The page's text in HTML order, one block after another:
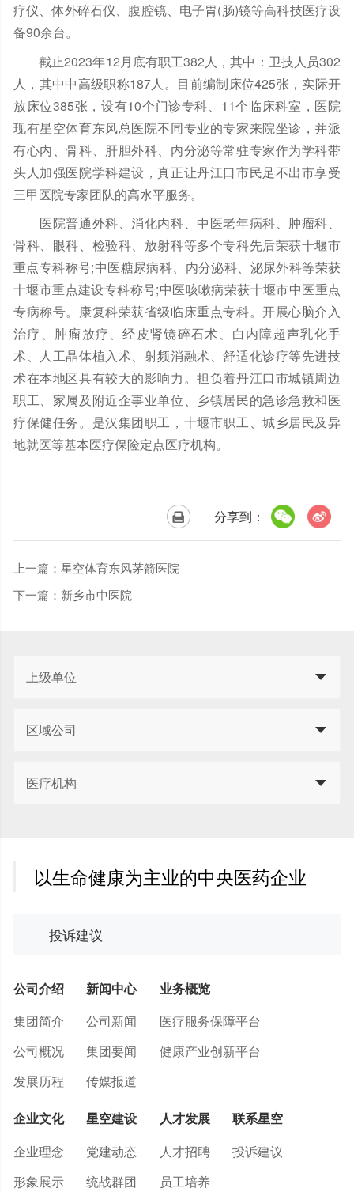
疗仪、体外碎石仪、腹腔镜、电子胃(肠)镜等高科技医疗设
备90余台。
截止2023年12月底有职工382人，其中：卫技人员302
人，其中中高级职称187人。目前编制床位425张，实际开
放床位385张，设有10个门诊专科、11个临床科室，医院
现有星空体育东风总医院不同专业的专家来院坐诊，并派
有心内、骨科、肝胆外科、内分泌等常驻专家作为学科带
头人加强医院学科建设，真正让丹江口市民足不出市享受
三甲医院专家团队的高水平服务。
医院普通外科、消化内科、中医老年病科、肿瘤科、
骨科、眼科、检验科、放射科等多个专科先后荣获十堰市
重点专科称号;中医糖尿病科、内分泌科、泌尿外科等荣获
十堰市重点建设专科称号;中医咳嗽病荣获十堰市中医重点
专病称号。康复科荣获省级临床重点专科。开展心脑介入
治疗、肿瘤放疗、经皮肾镜碎石术、白内障超声乳化手
术、人工晶体植入术、射频消融术、舒适化诊疗等先进技
术在本地区具有较大的影响力。担负着丹江口市城镇周边
职工、家属及附近企事业单位、乡镇居民的急诊急救和医
疗保健任务。是汉集团职工，十堰市职工、城乡居民及异
地就医等基本医疗保险定点医疗机构。
分享到：
上一篇： 星空体育东风茅箭医院
下一篇： 新乡市中医院
上级单位
区域公司
医疗机构
以生命健康为主业的中央医药企业
投诉建议
公司介绍
集团简介
公司概况
发展历程
新闻中心
公司新闻
集团要闻
传媒报道
业务概览
医疗服务保障平台
健康产业创新平台
企业文化
企业理念
形象展示
星空建设
党建动态
统战群团
人才发展
人才招聘
员工培养
联系星空
投诉建议